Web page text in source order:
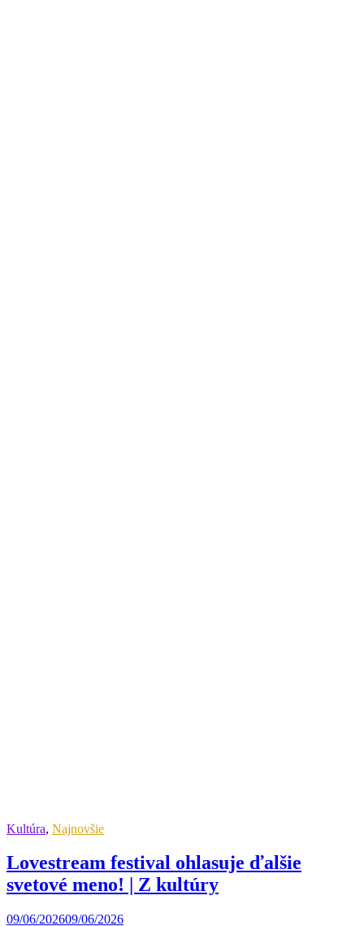
Kultúra, Najnovšie
Lovestream festival ohlasuje ďalšie
svetové meno! | Z kultúry
09/06/202609/06/2026